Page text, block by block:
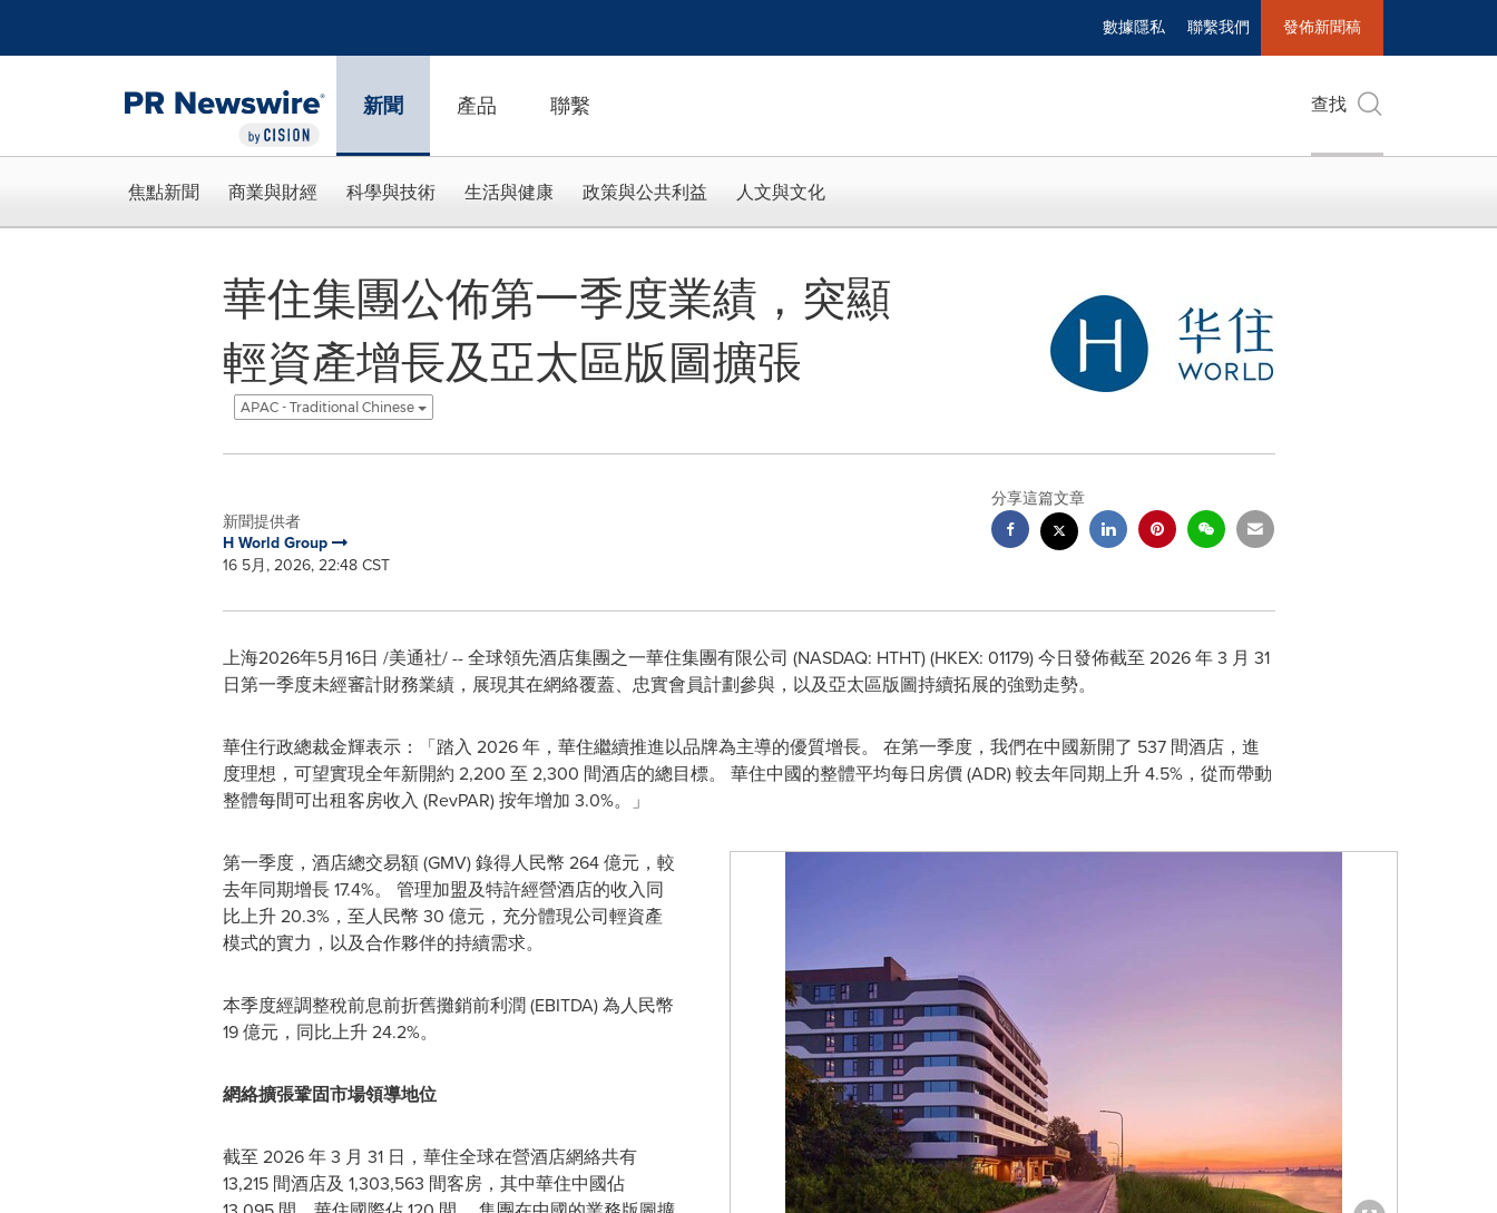
數據隱私 聯繫我們 發佈新聞稿
新聞 產品 聯繫 查找
焦點新聞 商業與財經 科學與技術 生活與健康 政策與公共利益 人文與文化
華住集團公佈第一季度業績，突顯
輕資產增長及亞太區版圖擴張
APAC - Traditional Chinese
新聞提供者
H World Group
16 5月, 2026, 22:48 CST
分享這篇文章
上海2026年5月16日 /美通社/ -- 全球領先酒店集團之一華住集團有限公司 (NASDAQ: HTHT) (HKEX: 01179) 今日發佈截至 2026 年 3 月 31
日第一季度未經審計財務業績，展現其在網絡覆蓋、忠實會員計劃參與，以及亞太區版圖持續拓展的強勁走勢。
華住行政總裁金輝表示：「踏入 2026 年，華住繼續推進以品牌為主導的優質增長。 在第一季度，我們在中國新開了 537 間酒店，進
度理想，可望實現全年新開約 2,200 至 2,300 間酒店的總目標。 華住中國的整體平均每日房價 (ADR) 較去年同期上升 4.5%，從而帶動
整體每間可出租客房收入 (RevPAR) 按年增加 3.0%。」
第一季度，酒店總交易額 (GMV) 錄得人民幣 264 億元，較
去年同期增長 17.4%。 管理加盟及特許經營酒店的收入同
比上升 20.3%，至人民幣 30 億元，充分體現公司輕資產
模式的實力，以及合作夥伴的持續需求。
本季度經調整稅前息前折舊攤銷前利潤 (EBITDA) 為人民幣
19 億元，同比上升 24.2%。
網絡擴張鞏固市場領導地位
截至 2026 年 3 月 31 日，華住全球在營酒店網絡共有
13,215 間酒店及 1,303,563 間客房，其中華住中國佔